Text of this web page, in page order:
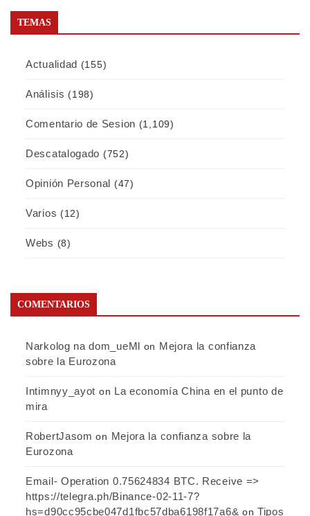
TEMAS
Actualidad (155)
Análisis (198)
Comentario de Sesion (1,109)
Descatalogado (752)
Opinión Personal (47)
Varios (12)
Webs (8)
COMENTARIOS
Narkolog na dom_ueMl on Mejora la confianza
sobre la Eurozona
Intimnyy_ayot on La economía China en el punto de
mira
RobertJasom on Mejora la confianza sobre la
Eurozona
Email- Operation 0.75624834 BTC. Receive =>
https://telegra.ph/Binance-02-11-7?
hs=d90cc95cbe047d1fbc57dba6198f17a6& onTipos